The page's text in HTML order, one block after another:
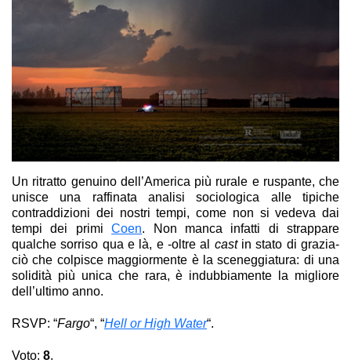
Un ritratto genuino dell’America più rurale e ruspante, che
unisce una raffinata analisi sociologica alle tipiche
contraddizioni dei nostri tempi, come non si vedeva dai
tempi dei primiCoen. Non manca infatti di strappare
qualche sorriso qua e là, e -oltre al castin stato di grazia-
ciò che colpisce maggiormente è la sceneggiatura: di una
solidità più unica che rara, è indubbiamente la migliore
dell’ultimo anno.
RSVP: “Fargo“, “Hell or High Water“.
Voto: 8.